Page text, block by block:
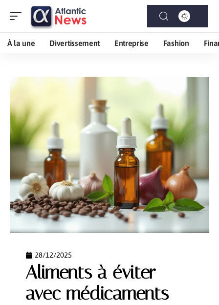
À la une Divertissement Entreprise Fashion
28/12/2025
Aliments à éviter
avec médicaments